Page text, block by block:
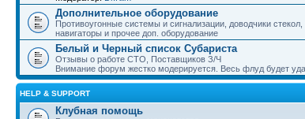
Дополнительное оборудование
Противоугонные системы и сигнализации, доводчики
навигаторы и прочее доп. оборудование
Белый и Черный список Субариста
Отзывы о работе СТО, Поставщиков З/Ч
Внимание форум жестко модерируется. Весь флуд будет
HELP & SUPPORT
Клубная помощь